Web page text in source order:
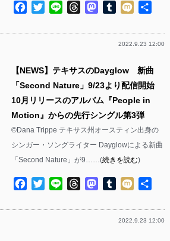
Facebook
TwitterLine ThreadsMastodon
Tumblr
Mixi
2022.9.23 12:00
【NEWS】テキサスのDayglow 新曲
「Second Nature」9/23より配信開始
10月リリースのアルバム『People in
Motion』からの先行シングル第3弾
©︎Dana Trippe テキサス州オースティン出身の
シンガー・ソングライター Dayglowによる新曲
「Second Nature」が9……(続きを読む)
Facebook
TwitterLine ThreadsMastodon
Tumblr
Mixi
2022.9.23 12:00